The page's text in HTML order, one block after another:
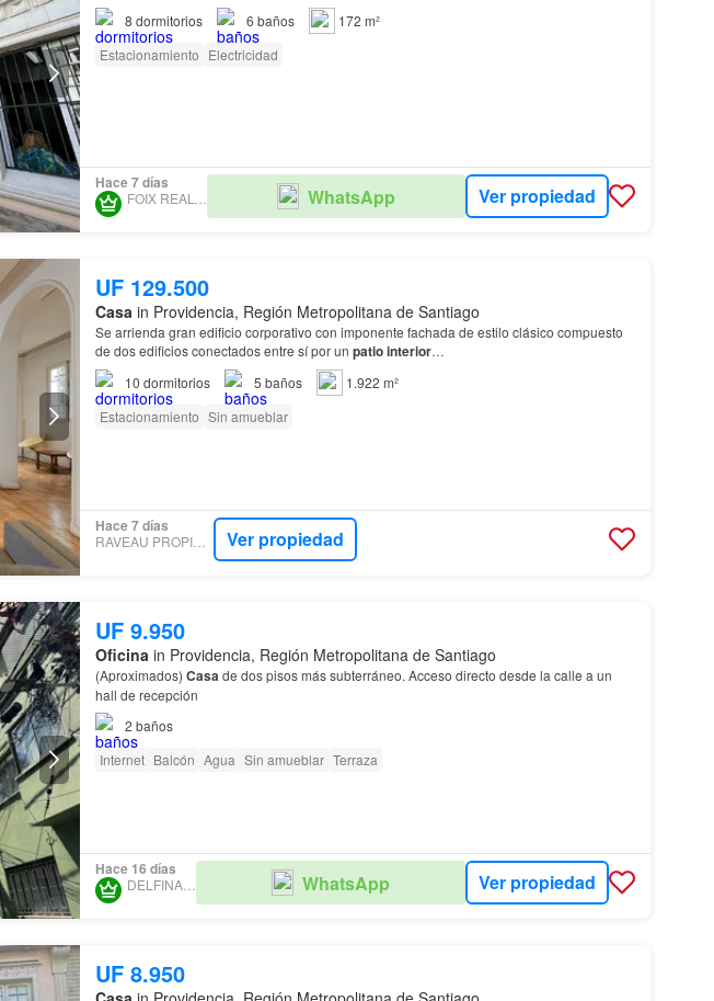
8 dormitorios 6 baños
172 m²
Estacionamiento Electricidad
Hace 7 días
FOIX REALTY 100 WhatsApp Ver propiedad
UF 129.500
Casa in Providencia, Región Metropolitana de Santiago
Se arrienda gran edificio corporativo con imponente fachada de estilo clásico compuesto
de dos edificios conectados entre sí por un patio interior…
10 dormitorios 5 baños
1.922 m²
Estacionamiento Sin amueblar
Hace 7 días
RAVEAU PROPIEDADES Ver propiedad
UF 9.950
Oficina in Providencia, Región Metropolitana de Santiago
(Aproximados) Casade dos pisos más subterráneo. Acceso directo desde la calle a un
hall de recepción
2 baños
Internet Balcón Agua Sin amueblar Terraza
Hace 16 días
DELFINAS SPA WhatsApp Ver propiedad
UF 8.950